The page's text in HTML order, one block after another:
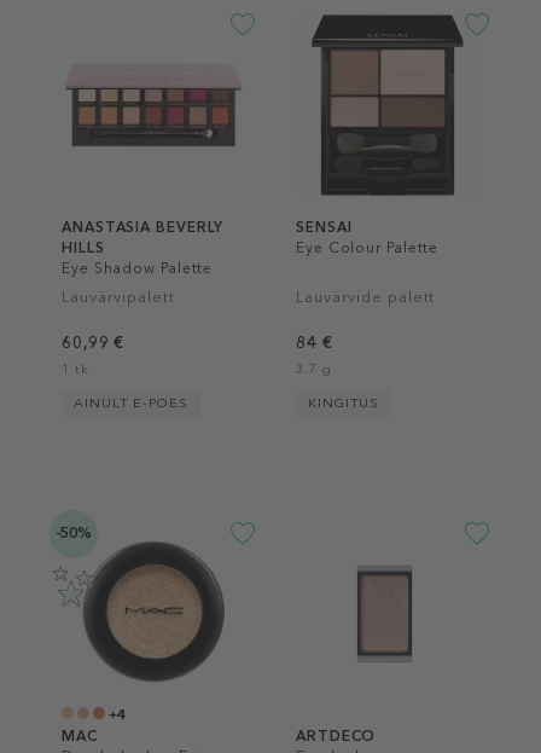
ANASTASIA BEVERLY
HILLS
Eye Shadow Palette
Lauvärvipalett
60,99 €
1 tk
AINULT E-POES
SENSAI
Eye Colour Palette
Lauvärvide palett
84 €
3.7 g
KINGITUS
-50%
+4
MAC
ARTDECO